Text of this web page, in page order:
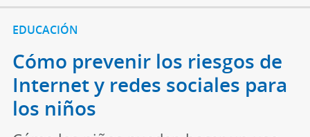
EDUCACIÓN
Cómo prevenir los riesgos de
Internet y redes sociales para
los niños